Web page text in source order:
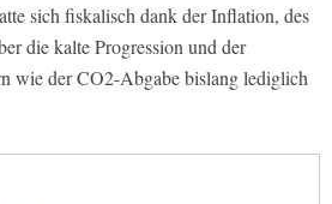
sich fiskalisch dank der Inflation, des
die kalte Progression und der
wie der CO2-Abgabe bislang lediglich